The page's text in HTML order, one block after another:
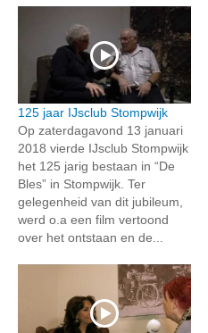
125 jaar IJsclub Stompwijk
Op zaterdagavond 13 januari
2018 vierde IJsclub Stompwijk
het 125 jarig bestaan in “De
Bles” in Stompwijk. Ter
gelegenheid van dit jubileum,
werd o.a een film vertoond
over het ontstaan en de...